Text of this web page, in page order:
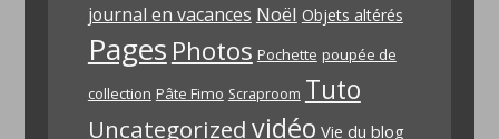
journal en vacances Noël Objets altérés
Pages Photos Pochette poupée de
collection Pâte Fimo Scraproom Tuto
Uncategorized vidéo Vie du blog